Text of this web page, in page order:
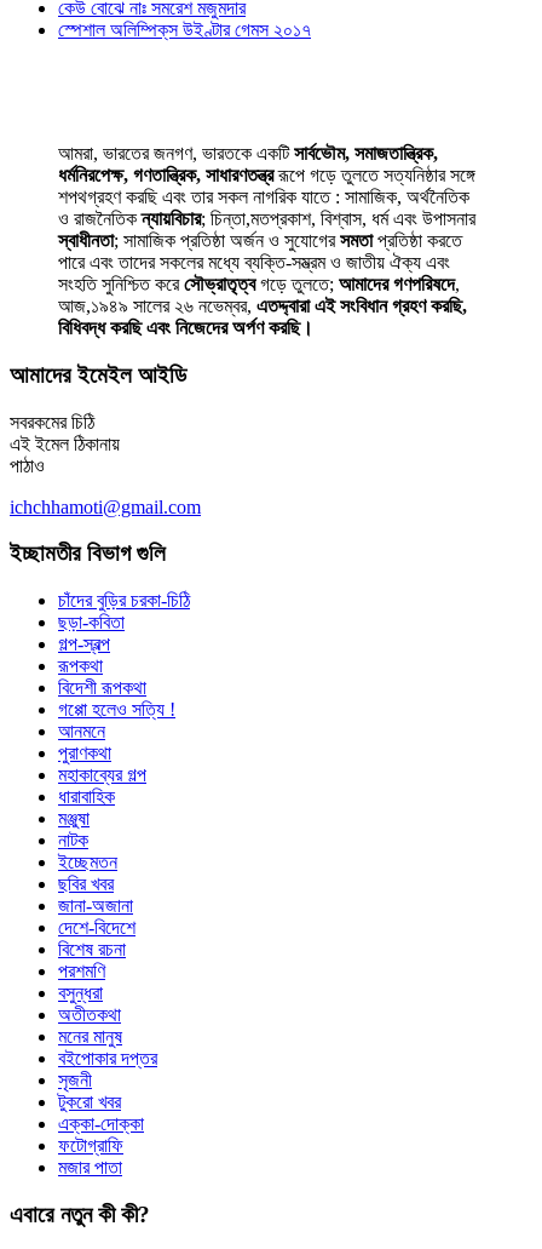
কেউ বোঝে নাঃ সমরেশ মজুমদার
স্পেশাল অলিম্পিক্‌স উইণ্টার গেমস ২০১৭
আমরা, ভারতের জনগণ, ভারতকে একটিসার্বভৌম, সমাজতান্ত্রিক,
ধর্মনিরপেক্ষ, গণতান্ত্রিক, সাধারণতন্ত্ররূপে গড়ে তুলতে সত্যনিষ্ঠার সঙ্গে
শপথগ্রহণ করছি এবং তার সকল নাগরিক যাতে : সামাজিক, অর্থনৈতিক
ও রাজনৈতিকন্যায়বিচার; চিন্তা,মতপ্রকাশ, বিশ্বাস, ধর্ম এবং উপাসনার
স্বাধীনতা; সামাজিক প্রতিষ্ঠা অর্জন ও সুযোগেরসমতাপ্রতিষ্ঠা করতে
পারে এবং তাদের সকলের মধ্যে ব্যক্তি-সম্ভ্রম ও জাতীয় ঐক্য এবং
সংহতি সুনিশ্চিত করেসৌভ্রাতৃত্বগড়ে তুলতে; আমাদের গণপরিষদে,
আজ,১৯৪৯ সালের ২৬ নভেম্বর, এতদ্দ্বারা এই সংবিধান গ্রহণ করছি,
বিধিবদ্ধ করছি এবং নিজেদের অর্পণ করছি।
আমাদের ইমেইল আইডি
সবরকমের চিঠি
এই ইমেল ঠিকানায়
পাঠাও
ichchhamoti@gmail.com
ইচ্ছামতীর বিভাগ গুলি
চাঁদের বুড়ির চরকা-চিঠি
ছড়া-কবিতা
গল্প-স্বল্প
রূপকথা
বিদেশী রূপকথা
গপ্পো হলেও সত্যি !
আনমনে
পুরাণকথা
মহাকাব্যের গল্প
ধারাবাহিক
মঞ্জুষা
নাটক
ইচ্ছেমতন
ছবির খবর
জানা-অজানা
দেশে-বিদেশে
বিশেষ রচনা
পরশমণি
বসুন্ধরা
অতীতকথা
মনের মানুষ
বইপোকার দপ্তর
সৃজনী
টুকরো খবর
এক্কা-দোক্কা
ফটোগ্রাফি
মজার পাতা
এবারে নতুন কী কী?